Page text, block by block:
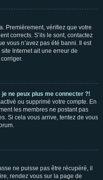
Premièrement, vérifiez que votre
corrects. S’ils le sont, contactez
vous n’avez pas été banni. Il est
Internet ait une erreur de
ne peux plus me connecter ?!
ou supprimé votre compte. En
les membres ne postant pas
Si cela vous arrive, tentez de vous
ne puisse pas être récupéré, il
rendez vous sur la page de